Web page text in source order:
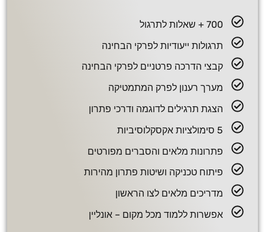
700 + שאלות לתרגול
תרגולות ייעודיות לפרקי הבחינה
קבצי הדרכה פרטניים לפרקי הבחינה
מערך רענון לפרק המתמטיקה
הצגת תרגילים לדוגמה ודרכי פתרון
5 סימולציות אקסקלוסיביות
פתרונות מלאים והסברים מפורטים
פיתוח טכניקה ושיטות פתרון מהירות
מדריכים מלאים לצו הראשון
אפשרות ללמוד מכל מקום – אונליין